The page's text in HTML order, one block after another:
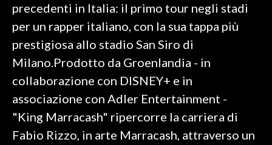
CULTURA
SPETTACOLI
SALUTE
SARDEGNA TURISMO
precedenti in Italia: il primo tour negli stadi
per un rapper italiano, con la sua tappa più
prestigiosa allo stadio San Siro di
Milano.Prodotto da Groenlandia - in
collaborazione con DISNEY+ e in
associazione con Adler Entertainment -
"King Marracash" ripercorre la carriera di
Fabio Rizzo, in arte Marracash, attraverso un